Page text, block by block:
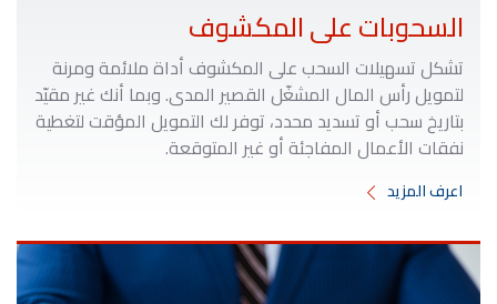
السحوبات على المكشوف
تشكل تسهيلات السحب على المكشوف أداة ملائمة ومرنة
لتمويل رأس المال المشغّل القصير المدى. وبما أنك غير مقيّد
بتاريخ سحب أو تسديد محدد، توفر لك التمويل المؤقت لتغطية
نفقات الأعمال المفاجئة أو غير المتوقعة.
اعرف المزيد